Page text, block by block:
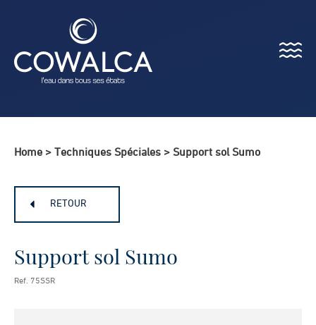
Menu
Home > Techniques Spéciales > Support sol Sumo
RETOUR
Support sol Sumo
Ref. 75SSR